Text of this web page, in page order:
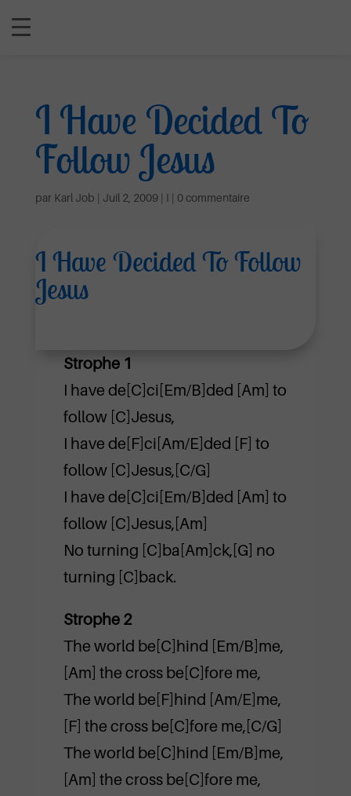
I Have Decided To
Follow Jesus
par Karl Job | Juil 2, 2009| I | 0 commentaire
I Have Decided To Follow
Jesus
Strophe 1
I have de[C]ci[Em/B]ded [Am] to
follow [C]Jesus,
I have de[F]ci[Am/E]ded [F] to
follow [C]Jesus,[C/G]
I have de[C]ci[Em/B]ded [Am] to
follow [C]Jesus,[Am]
No turning [C]ba[Am]ck,[G] no
turning [C]back.
Strophe 2
The world be[C]hind [Em/B]me,
[Am] the cross be[C]fore me,
The world be[F]hind [Am/E]me,
[F] the cross be[C]fore me,[C/G]
The world be[C]hind [Em/B]me,
[Am] the cross be[C]fore me,